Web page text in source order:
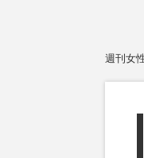
週刊女